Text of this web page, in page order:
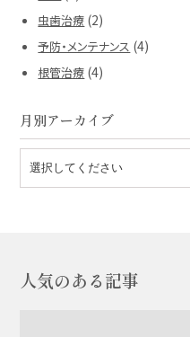
虫歯治療 (2)
予防・メンテナンス (4)
根管治療 (4)
月別アーカイブ
人気のある記事